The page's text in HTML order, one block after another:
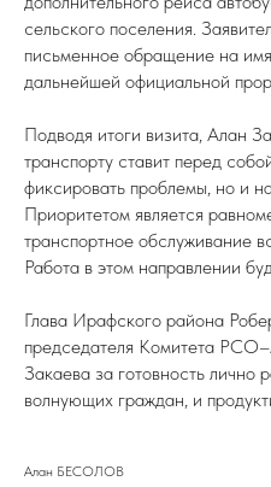
сельского поселения.
письменное обращение на
дальнейшей официальной
Подводя итоги визита, Алан
транспорту ставит перед
фиксировать проблемы, но и
Приоритетом является
транспортное обслуживание
Работа в этом направлении
Глава Ирафского района
председателя Комитета
Закаева за готовность лично
волнующих граждан, и
Алан БЕСОЛОВ